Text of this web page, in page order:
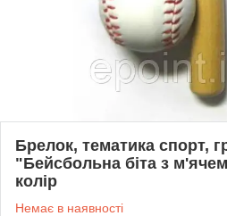
Брелок, тематика спорт,
"Бейсбольна біта з
колір
Немає в наявності